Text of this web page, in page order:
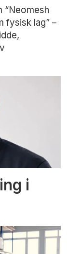
“Neomesh
fysisk lag” –
i